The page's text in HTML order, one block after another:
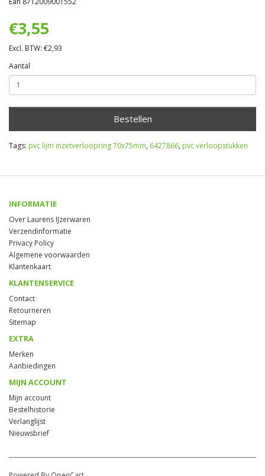
€3,55
Excl. BTW: €2,93
Aantal
Bestellen
Tags: pvc lijm inzetverloopring 70x75mm, 6427866, pvc verloopstukken
INFORMATIE
Over Laurens IJzerwaren
Verzendinformatie
Privacy Policy
Algemene voorwaarden
Klantenkaart
KLANTENSERVICE
Contact
Retourneren
Sitemap
EXTRA
Merken
Aanbiedingen
MIJN ACCOUNT
Mijn account
Bestelhistorie
Verlanglijst
Nieuwsbrief